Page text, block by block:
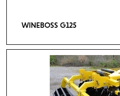
WINEBOSS G125